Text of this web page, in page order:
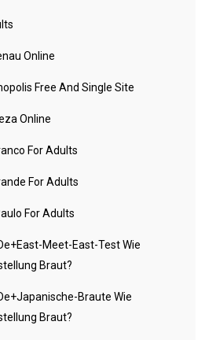
Online
Free And Single Site
Online
For Adults
For Adults
For Adults
Meet-East-Test Wie
Braut?
Braute Wie
Braut?